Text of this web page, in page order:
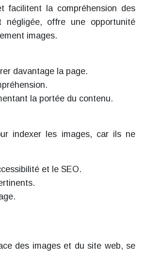
facilitent la compréhension des
négligée, offre une opportunité
images.
davantage la page.
la portée du contenu.
indexer les images, car ils ne
et le SEO.
des images et du site web, se